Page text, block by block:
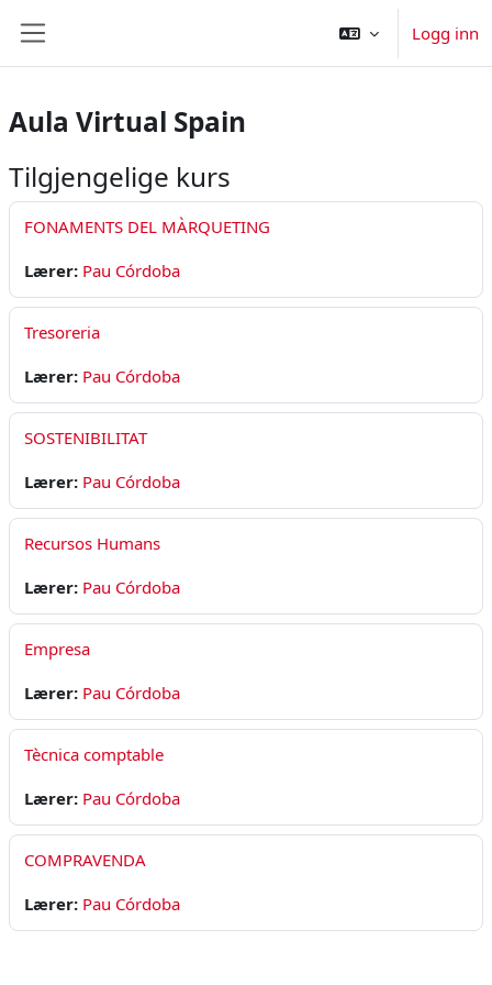
Logg inn
Aula Virtual Spain
Tilgjengelige kurs
FONAMENTS DEL MÀRQUETING
Lærer: Pau Córdoba
Tresoreria
Lærer: Pau Córdoba
SOSTENIBILITAT
Lærer: Pau Córdoba
Recursos Humans
Lærer: Pau Córdoba
Empresa
Lærer: Pau Córdoba
Tècnica comptable
Lærer: Pau Córdoba
COMPRAVENDA
Lærer: Pau Córdoba